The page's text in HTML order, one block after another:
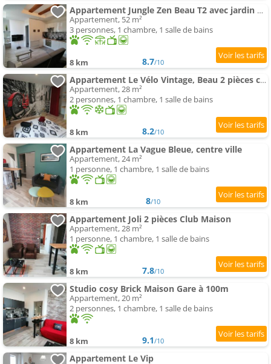
Appartement Jungle Zen Beau T2 avec jardin Gare 100m
Appartement, 52 m²
3 personnes, 1 chambre, 1 salle de bains
8 km 8.7/10
Appartement Le Vélo Vintage, Beau 2 pièces centre ville
Appartement, 28 m²
2 personnes, 1 chambre, 1 salle de bains
8 km 8.2/10
Appartement La Vague Bleue, centre ville
Appartement, 24 m²
1 personne, 1 chambre, 1 salle de bains
8 km 8/10
Appartement Joli 2 pièces Club Maison
Appartement, 28 m²
1 personne, 1 chambre, 1 salle de bains
8 km 7.8/10
Studio cosy Brick Maison Gare à 100m
Appartement, 20 m²
2 personnes, 1 chambre, 1 salle de bains
8 km 9.1/10
Appartement Le Vip